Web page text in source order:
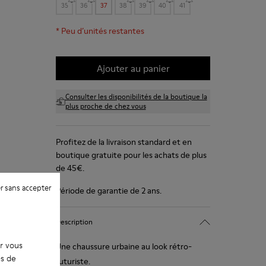
vous
de
sans accepter
35 36 37 38 39 40 41
* Peu d’unités restantes
Ajouter au panier
Consulter les disponibilités de la boutique la
plus proche de chez vous
Profitez de la livraison standard et en
boutique gratuite pour les achats de plus
de 45€.
Période de garantie de 2 ans.
Description
Une chaussure urbaine au look rétro-
futuriste.